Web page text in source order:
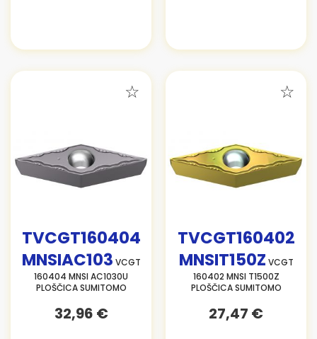
TVCGT160404
MNSIAC103 VCGT
160404 MNSI AC1030U
PLOŠČICA SUMITOMO
32,96 €
TVCGT160402
MNSIT150Z VCGT
160402 MNSI T1500Z
PLOŠČICA SUMITOMO
27,47 €